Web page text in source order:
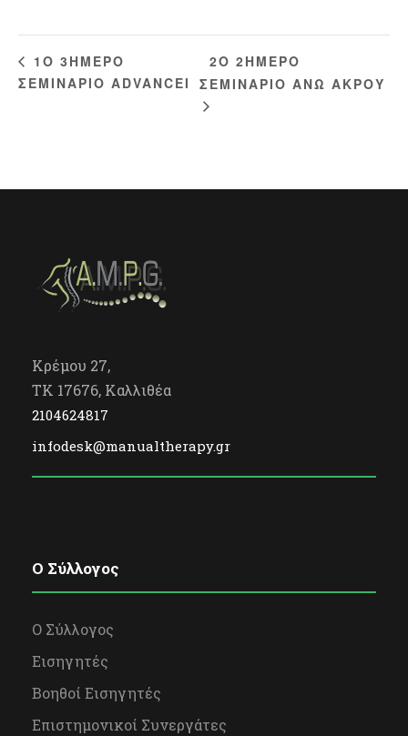
1O 3ΗΜΕΡΟ
ΣΕΜΙΝΑΡΙΟ ΑDVANCEI
2Ο 2ΗΜΕΡΟ
ΣΕΜΙΝΑΡΙΟ ΑΝΩ ΑΚΡΟΥ
Κρέμου 27,
TK 17676, Καλλιθέα
2104624817
infodesk@manualtherapy.gr
O Σύλλογος
Ο Σύλλογος
Εισηγητές
Βοηθοί Εισηγητές
Επιστημονικοί Συνεργάτες